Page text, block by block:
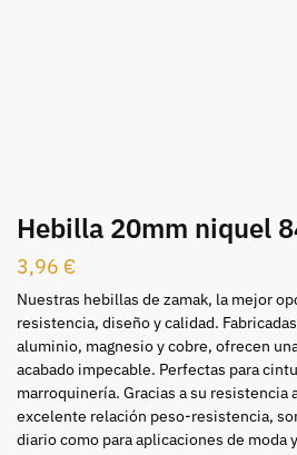
Hebilla 20mm niquel
3,96 €
Nuestras hebillas de zamak, la mejor
resistencia, diseño y calidad.
aluminio, magnesio y cobre, ofrecen
acabado impecable. Perfectas para
marroquinería. Gracias a su resistencia
excelente relación peso-resistencia,
diario como para aplicaciones de moda